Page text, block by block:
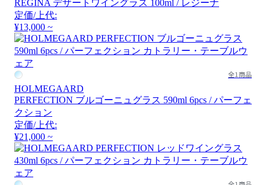
REGINA デザートワイングラス 100ml / レジーナ
定価/上代:
¥13,000 ~
全1商品
HOLMEGAARD
PERFECTION ブルゴーニュグラス 590ml 6pcs / パーフェ
クション
定価/上代:
¥21,000 ~